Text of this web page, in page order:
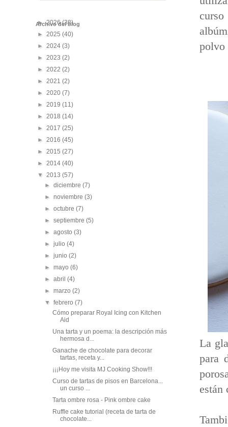
polvo
La
para
están
Archivo del blog
►2026(38)
► 2025 (40)
► 2024 (3)
► 2023 (2)
► 2022 (2)
► 2021 (2)
► 2020 (7)
► 2019 (11)
► 2018 (14)
► 2017 (25)
► 2016 (45)
► 2015 (27)
► 2014 (40)
▼ 2013 (57)
►diciembre(7)
►noviembre(3)
►octubre(7)
►septiembre(5)
►agosto(3)
►julio(4)
►junio(2)
►mayo(6)
►abril(4)
►marzo(2)
▼febrero(7)
Cómo preparar Royal Icing con Kitchen
Aid
Una tarta y un poema: la descripción más
hermosa d...
Ganache de chocolate para decorar
tartas, receta y...
¡¡¡Hoy me visita MJ Cooking Show!!!
Curso de tartas de pisos en Barcelona...
un curso ...
Tarta ombre rosa - Pink ombre cake
Ruffle cake tutorial (receta de tarta de
chocolate...